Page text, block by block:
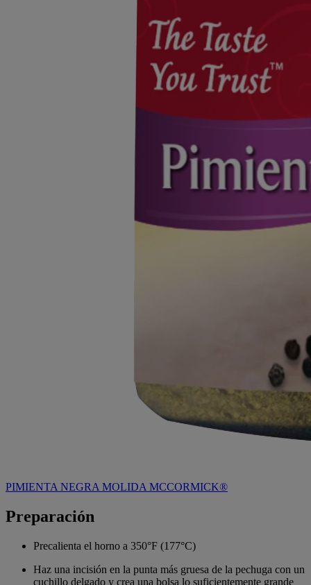
PIMIENTA NEGRA MOLIDA MCCORMICK®
Preparación
Precalienta el horno a 350°F (177°C)
Haz una incisión en la punta más gruesa de la pechuga con un
cuchillo delgado y crea una bolsa lo suficientemente grande